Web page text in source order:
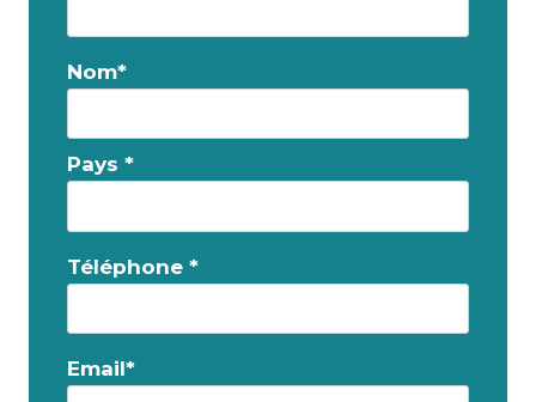
Nom*
Pays *
Téléphone *
Email*